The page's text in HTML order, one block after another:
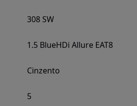
308 SW
1.5 BlueHDi Allure EAT8
Cinzento
5